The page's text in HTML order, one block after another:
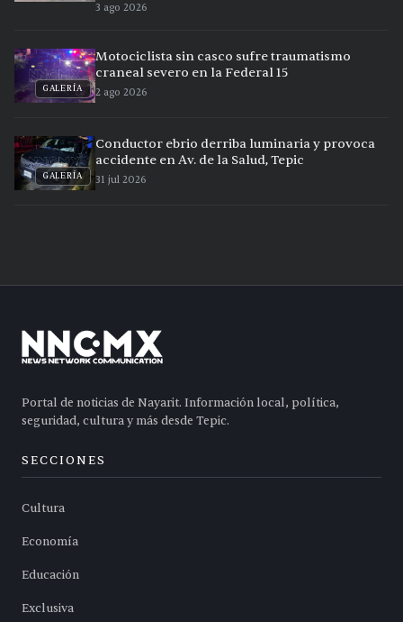
3 ago 2026
GALERÍA
Motociclista sin casco sufre traumatismo
craneal severo en la Federal 15
2 ago 2026
GALERÍA
Conductor ebrio derriba luminaria y provoca
accidente en Av. de la Salud, Tepic
31 jul 2026
Portal de noticias de Nayarit. Información local, política,
seguridad, cultura y más desde Tepic.
SECCIONES
Cultura
Economía
Educación
Exclusiva